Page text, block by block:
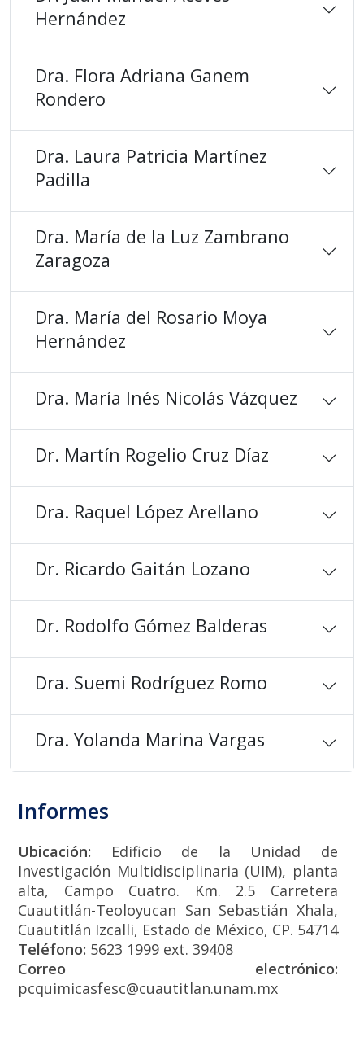
Hernández
Dra. Flora Adriana Ganem
Rondero
Dra. Laura Patricia Martínez
Padilla
Dra. María de la Luz Zambrano
Zaragoza
Dra. María del Rosario Moya
Hernández
Dra. María Inés Nicolás Vázquez
Dr. Martín Rogelio Cruz Díaz
Dra. Raquel López Arellano
Dr. Ricardo Gaitán Lozano
Dr. Rodolfo Gómez Balderas
Dra. Suemi Rodríguez Romo
Dra. Yolanda Marina Vargas
Informes
Ubicación: Edificio de la Unidad de
Investigación Multidisciplinaria (UIM), planta
alta, Campo Cuatro. Km. 2.5 Carretera
Cuautitlán-Teoloyucan San Sebastián Xhala,
Cuautitlán Izcalli, Estado de México, CP. 54714
Teléfono: 5623 1999 ext. 39408
Correo electrónico:
pcquimicasfesc@cuautitlan.unam.mx